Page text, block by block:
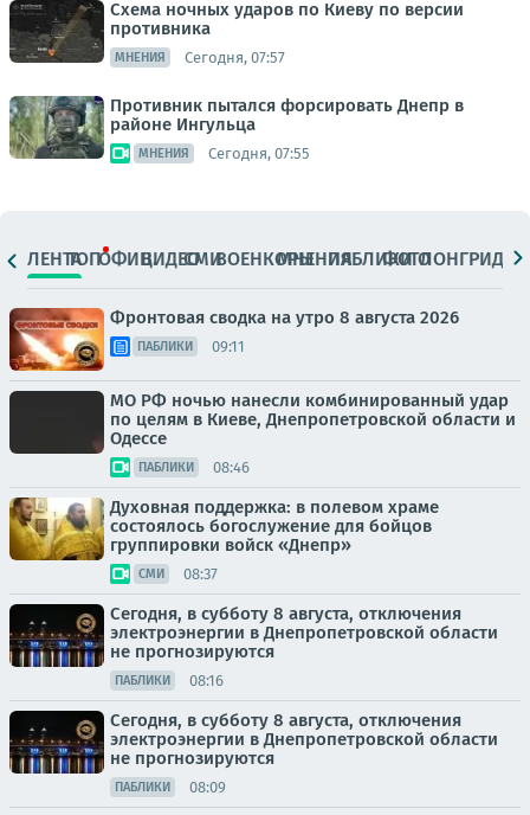
Схема ночных ударов по Киеву по версии
противника
МНЕНИЯ Сегодня, 07:57
Противник пытался форсировать Днепр в
районе Ингульца
МНЕНИЯ Сегодня, 07:55
ЛЕНТАТОПОФИЦ.ВИДЕОСМИВОЕНКОРЫМНЕНИЯПАБЛИКИ
ФОТОЛОНГРИДЫ
Фронтовая сводка на утро 8 августа 2026
ПАБЛИКИ 09:11
МО РФ ночью нанесли комбинированный удар
по целям в Киеве, Днепропетровской области и
Одессе
ПАБЛИКИ 08:46
Духовная поддержка: в полевом храме
состоялось богослужение для бойцов
группировки войск «Днепр»
СМИ 08:37
Сегодня, в субботу 8 августа, отключения
электроэнергии в Днепропетровской области
не прогнозируются
ПАБЛИКИ 08:16
Сегодня, в субботу 8 августа, отключения
электроэнергии в Днепропетровской области
не прогнозируются
ПАБЛИКИ 08:09